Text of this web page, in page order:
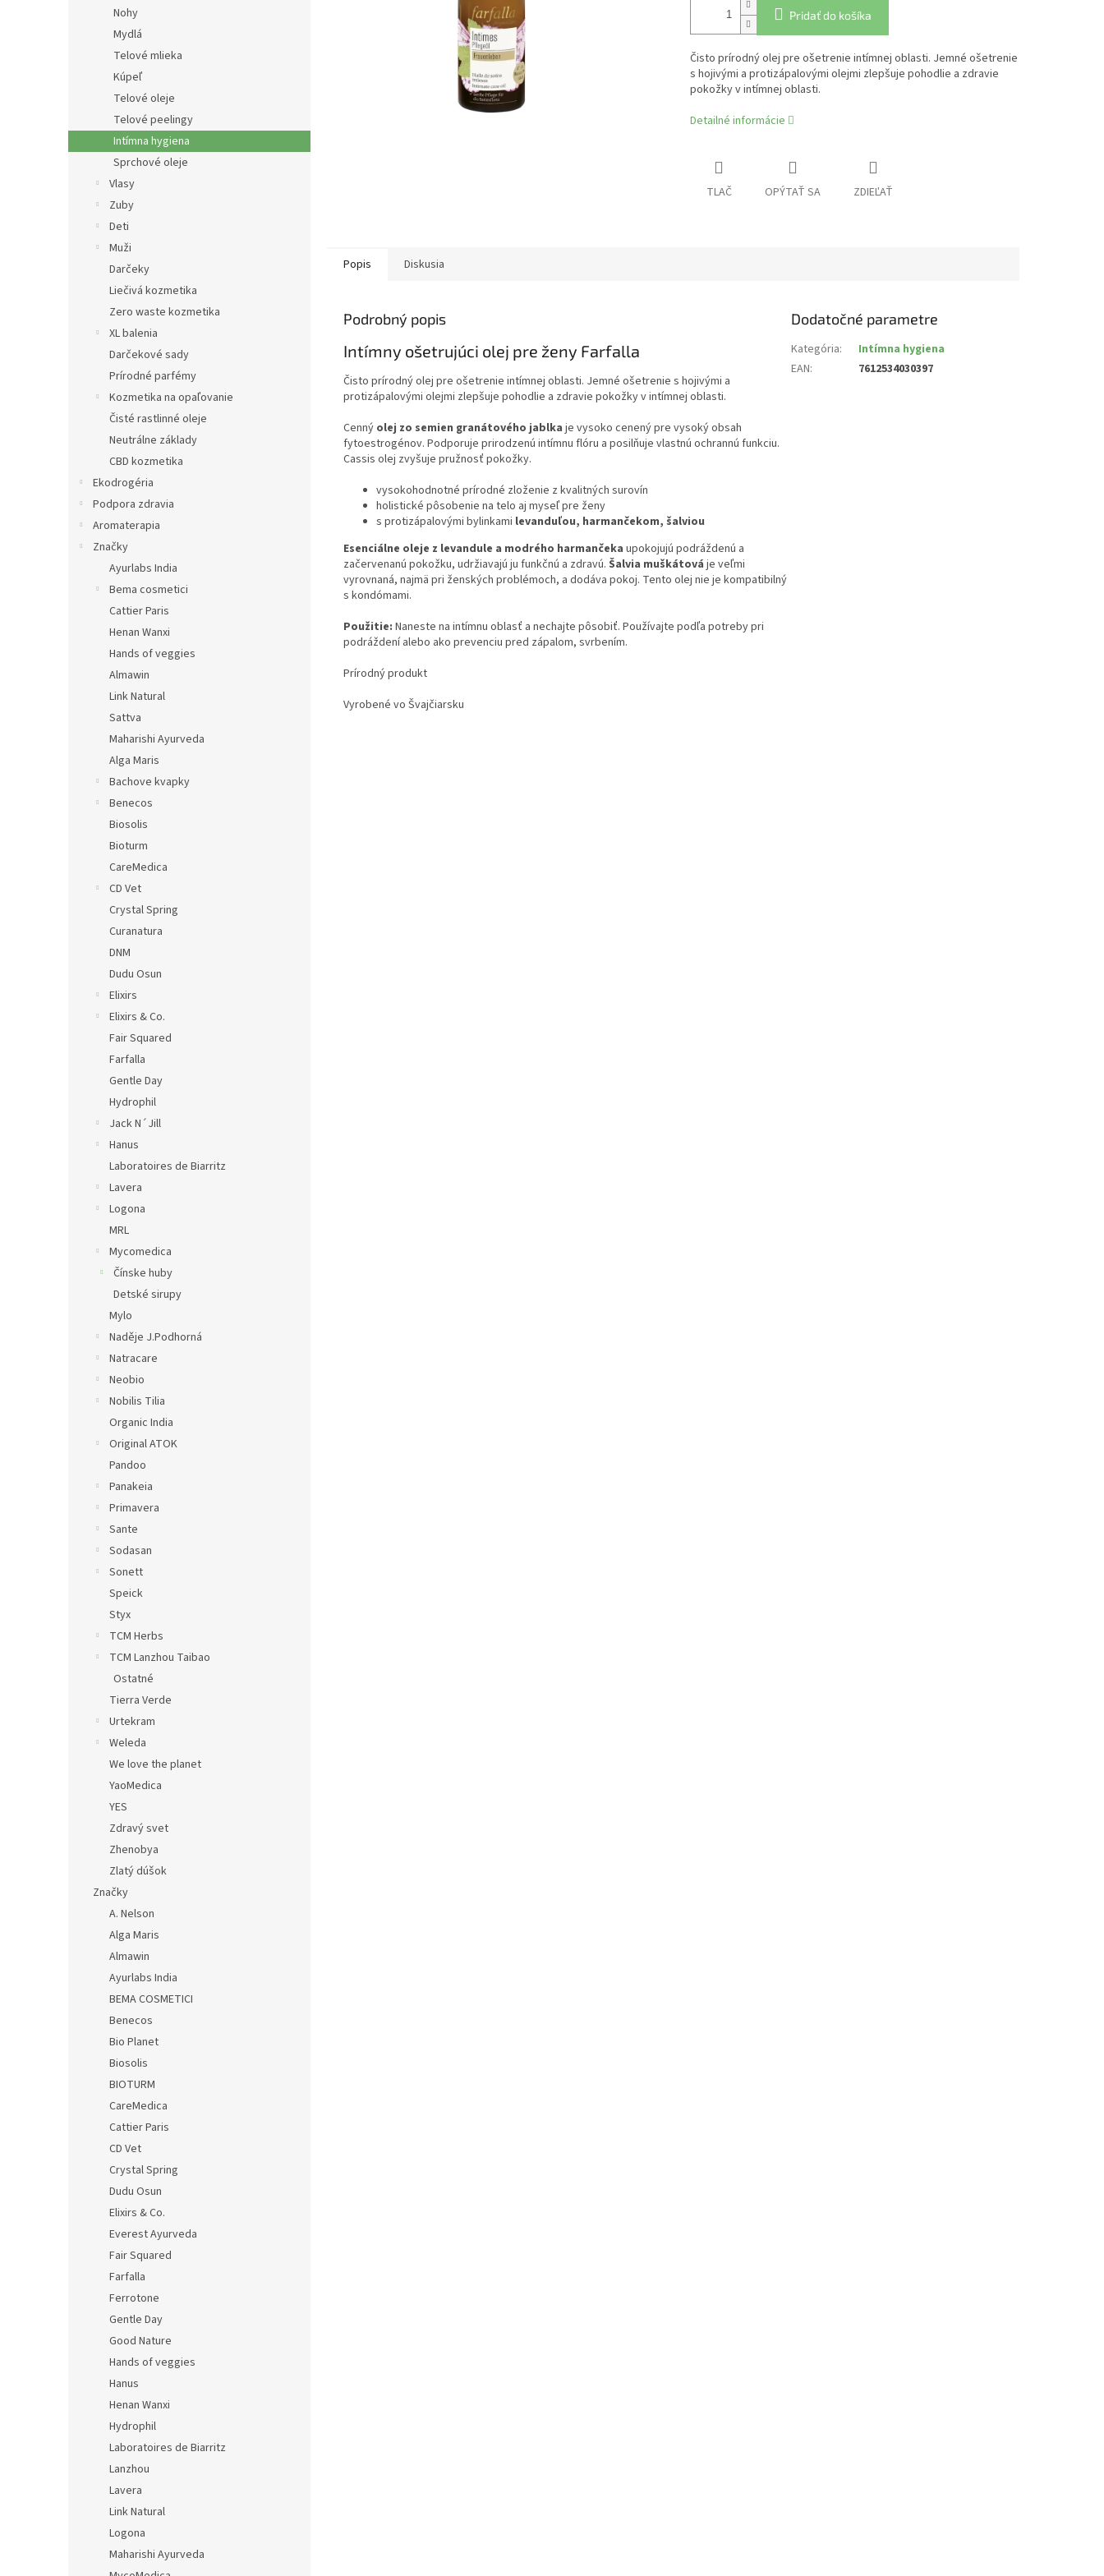
Nohy
Mydlá
Telové mlieka
Kúpeľ
Telové oleje
Telové peelingy
Intímna hygiena
Sprchové oleje
Vlasy
Zuby
Deti
Muži
Darčeky
Liečivá kozmetika
Zero waste kozmetika
XL balenia
Darčekové sady
Prírodné parfémy
Kozmetika na opaľovanie
Čisté rastlinné oleje
Neutrálne základy
CBD kozmetika
Ekodrogéria
Podpora zdravia
Aromaterapia
Značky
Ayurlabs India
Bema cosmetici
Cattier Paris
Henan Wanxi
Hands of veggies
Almawin
Link Natural
Sattva
Maharishi Ayurveda
Alga Maris
Bachove kvapky
Benecos
Biosolis
Bioturm
CareMedica
CD Vet
Crystal Spring
Curanatura
DNM
Dudu Osun
Elixirs
Elixirs & Co.
Fair Squared
Farfalla
Gentle Day
Hydrophil
Jack N´Jill
Hanus
Laboratoires de Biarritz
Lavera
Logona
MRL
Mycomedica
Čínske huby
Detské sirupy
Mylo
Naděje J.Podhorná
Natracare
Neobio
Nobilis Tilia
Organic India
Original ATOK
Pandoo
Panakeia
Primavera
Sante
Sodasan
Sonett
Speick
Styx
TCM Herbs
TCM Lanzhou Taibao
Ostatné
Tierra Verde
Urtekram
Weleda
We love the planet
YaoMedica
YES
Zdravý svet
Zhenobya
Zlatý dúšok
Značky
A. Nelson
Alga Maris
Almawin
Ayurlabs India
BEMA COSMETICI
Benecos
Bio Planet
Biosolis
BIOTURM
CareMedica
Cattier Paris
CD Vet
Crystal Spring
Dudu Osun
Elixirs & Co.
Everest Ayurveda
Fair Squared
Farfalla
Ferrotone
Gentle Day
Good Nature
Hands of veggies
Hanus
Henan Wanxi
Hydrophil
Laboratoires de Biarritz
Lanzhou
Lavera
Link Natural
Logona
Maharishi Ayurveda
Pridať do košíka
Čisto prírodný olej pre ošetrenie intímnej oblasti. Jemné ošetrenie
s hojivými a protizápalovými olejmi zlepšuje pohodlie a zdravie
pokožky v intímnej oblasti.
Detailné informácie
TLAČ OPÝTAŤ SA ZDIEĽAŤ
Popis Diskusia
Podrobný popis
Intímny ošetrujúci olej pre ženy Farfalla
Čisto prírodný olej pre ošetrenie intímnej oblasti. Jemné ošetrenie s hojivými a
protizápalovými olejmi zlepšuje pohodlie a zdravie pokožky v intímnej oblasti.
Cenný olej zo semien granátového jablka je vysoko cenený pre vysoký obsah
fytoestrogénov. Podporuje prirodzenú intímnu flóru a posilňuje vlastnú ochrannú funkciu.
Cassis olej zvyšuje pružnosť pokožky.
vysokohodnotné prírodné zloženie z kvalitných surovín
holistické pôsobenie na telo aj myseľ pre ženy
s protizápalovými bylinkami levanduľou, harmančekom, šalviou
Esenciálne oleje z levandule a modrého harmančeka upokojujú podráždenú a
začervenanú pokožku, udržiavajú ju funkčnú a zdravú. Šalvia muškátová je veľmi
vyrovnaná, najmä pri ženských problémoch, a dodáva pokoj. Tento olej nie je kompatibilný
s kondómami.
Použitie: Naneste na intímnu oblasť a nechajte pôsobiť. Používajte podľa potreby pri
podráždení alebo ako prevenciu pred zápalom, svrbením.
Prírodný produkt
Vyrobené vo Švajčiarsku
Dodatočné parametre
Kategória:
Intímna hygiena
EAN: 7612534030397